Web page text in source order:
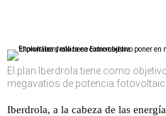
El plan Iberdrola tiene como
megavatios de potencia
Iberdrola, a la cabeza de las